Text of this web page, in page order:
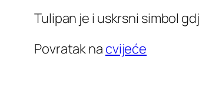
Tulipan je i uskrsni simbol
Povratak na cvijeće